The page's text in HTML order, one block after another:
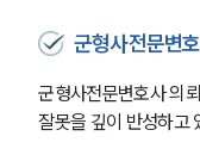
군형사전문변
군형사전문변호사 의
잘못을 깊이 반성하고